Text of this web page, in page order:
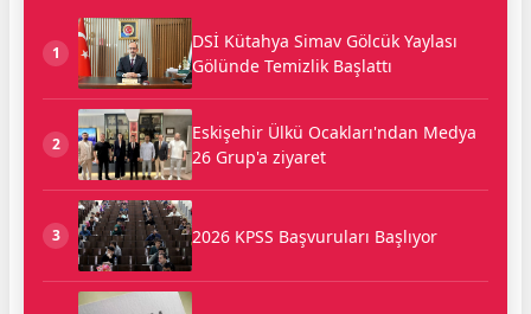
1
DSİ Kütahya Simav Gölcük Yaylası
Gölünde Temizlik Başlattı
2
Eskişehir Ülkü Ocakları'ndan Medya
26 Grup'a ziyaret
3 2026 KPSS Başvuruları Başlıyor